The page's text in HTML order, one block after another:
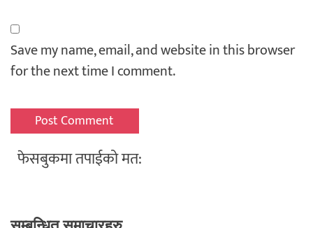
Save my name, email, and website in this browser
for the next time I comment.
फेसबुकमा तपाईको मत: